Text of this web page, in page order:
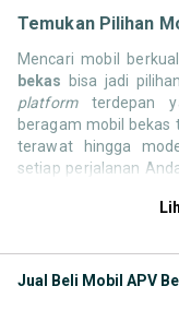
Temukan Pilihan
Mencari mobil
bekas bisa jadi
platformterdepan
beragam mobil bekas
terawat hingga
setiap perjalanan
ribuan daftar dari
dengan gaya hidup,
Memilih mobil bekas
Jual Beli Mobil APV